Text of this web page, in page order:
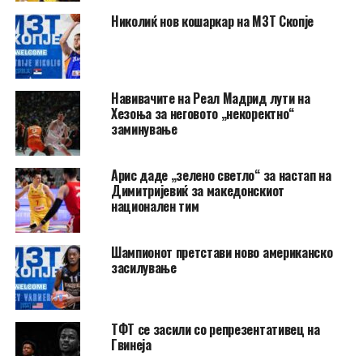
Николиќ нов кошаркар на МЗТ Скопје
Навивачите на Реал Мадрид лути на
Хезоња за неговото „некоректно“
заминување
Арис даде „зелено светло“ за настап на
Димитријевиќ за македонскиот
национален тим
Шампионот претстави ново американско
засилување
ТФТ се засили со репрезентативец на
Гвинеја